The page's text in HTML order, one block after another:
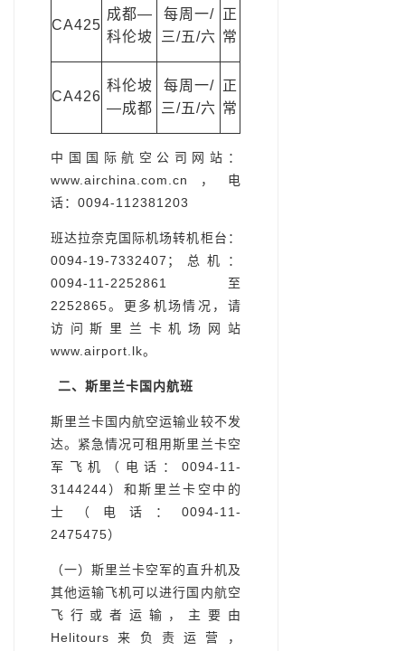
CA425
成都—
科伦坡
每周一/
三/五/六
正
常
CA426
科伦坡
—成都
每周一/
三/五/六
正
常
中国国际航空公司网站：
www.airchina.com.cn，电
话：0094-112381203
班达拉奈克国际机场转机柜台：
0094-19-7332407；总机：
0094-11-2252861至
2252865。更多机场情况，请
访问斯里兰卡机场网站
www.airport.lk。
二、斯里兰卡国内航班
斯里兰卡国内航空运输业较不发
达。紧急情况可租用斯里兰卡空
军飞机（电话：0094-11-
3144244）和斯里兰卡空中的
士（电话：0094-11-
2475475）
（一）斯里兰卡空军的直升机及
其他运输飞机可以进行国内航空
飞行或者运输，主要由
Helitours来负责运营，